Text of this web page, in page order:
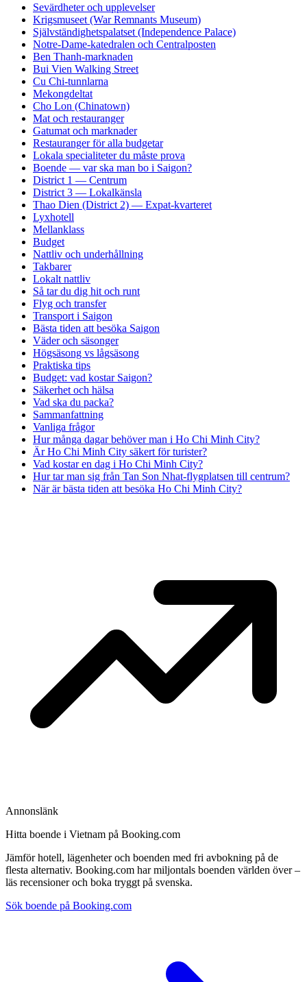
Sevärdheter och upplevelser
Krigsmuseet (War Remnants Museum)
Självständighetspalatset (Independence Palace)
Notre-Dame-katedralen och Centralposten
Ben Thanh-marknaden
Bui Vien Walking Street
Cu Chi-tunnlarna
Mekongdeltat
Cho Lon (Chinatown)
Mat och restauranger
Gatumat och marknader
Restauranger för alla budgetar
Lokala specialiteter du måste prova
Boende — var ska man bo i Saigon?
District 1 — Centrum
District 3 — Lokalkänsla
Thao Dien (District 2) — Expat-kvarteret
Lyxhotell
Mellanklass
Budget
Nattliv och underhållning
Takbarer
Lokalt nattliv
Så tar du dig hit och runt
Flyg och transfer
Transport i Saigon
Bästa tiden att besöka Saigon
Väder och säsonger
Högsäsong vs lågsäsong
Praktiska tips
Budget: vad kostar Saigon?
Säkerhet och hälsa
Vad ska du packa?
Sammanfattning
Vanliga frågor
Hur många dagar behöver man i Ho Chi Minh City?
Är Ho Chi Minh City säkert för turister?
Vad kostar en dag i Ho Chi Minh City?
Hur tar man sig från Tan Son Nhat-flygplatsen till centrum?
När är bästa tiden att besöka Ho Chi Minh City?
Annonslänk
Hitta boende i Vietnam på Booking.com
Jämför hotell, lägenheter och boenden med fri avbokning på de
flesta alternativ. Booking.com har miljontals boenden världen över –
läs recensioner och boka tryggt på svenska.
Sök boende på Booking.com